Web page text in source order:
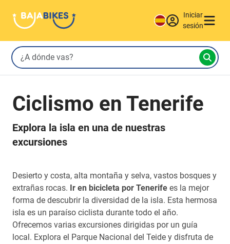
Iniciar
sesión
Ciclismo en Tenerife
Explora la isla en una de nuestras
excursiones
Desierto y costa, alta montaña y selva, vastos bosques y
extrañas rocas. Ir en bicicleta por Tenerife es la mejor
forma de descubrir la diversidad de la isla. Esta hermosa
isla es un paraíso ciclista durante todo el año.
Ofrecemos varias excursiones dirigidas por un guía
local. Explora el Parque Nacional del Teide y disfruta de